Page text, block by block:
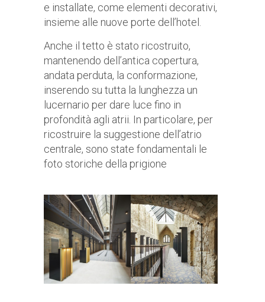
e installate, come elementi decorativi,
insieme alle nuove porte dell’hotel.
Anche il tetto è stato ricostruito,
mantenendo dell’antica copertura,
andata perduta, la conformazione,
inserendo su tutta la lunghezza un
lucernario per dare luce fino in
profondità agli atrii. In particolare, per
ricostruire la suggestione dell’atrio
centrale, sono state fondamentali le
foto storiche della prigione